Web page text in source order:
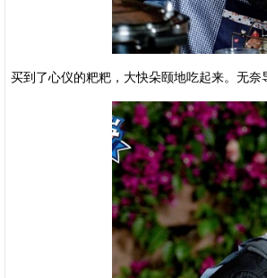
买到了心仪的粑粑，大快朵颐地吃起来。无